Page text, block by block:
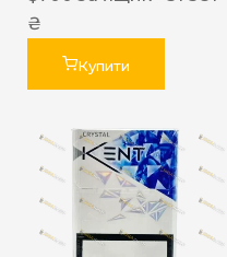
₴
Купити